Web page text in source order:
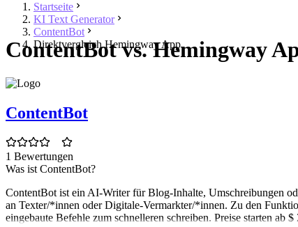
Startseite
KI Text Generator
ContentBot
Direktvergleich Hemingway App
ContentBot vs. Hemingway
ContentBot
1 Bewertungen
Was ist ContentBot?
ContentBot ist ein AI-Writer für Blog-Inhalte, Umschreibungen
an Texter/*innen oder Digitale-Vermarkter/*innen. Zu den
eingebaute Befehle zum schnelleren schreiben. Preise starten ab